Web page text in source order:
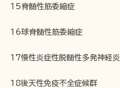
15脊髄性筋委縮症
16球脊髄性筋委縮症
17慢性炎症性脱髄性多発神経炎
18後天性免疫不全症候群